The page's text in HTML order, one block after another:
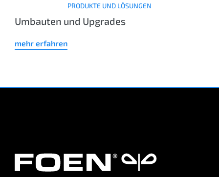
PRODUKTE UND LÖSUNGEN
Umbauten und Upgrades
mehr erfahren